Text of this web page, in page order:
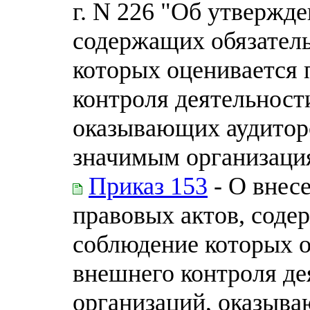
г. N 226 "Об
содержащих
которых
контроля
оказывающих
значимым
Приказ 153 - О
правовых актов,
соблюдение которых
внешнего контроля
организаций,